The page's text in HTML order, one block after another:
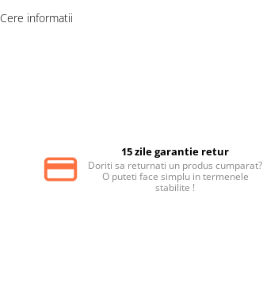
Cere informatii
15 zile garantie retur
Doriti sa returnati un produs cumparat?
O puteti face simplu in termenele
stabilite !